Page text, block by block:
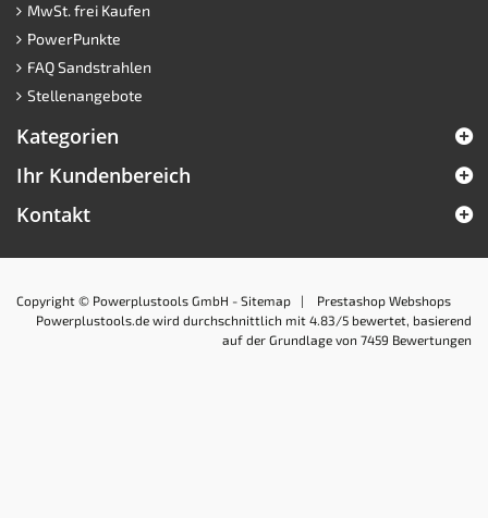
MwSt. frei Kaufen
PowerPunkte
FAQ Sandstrahlen
Stellenangebote
Kategorien
Ihr Kundenbereich
Kontakt
Copyright © Powerplustools GmbH - Sitemap | Prestashop Webshops
Powerplustools.de wird durchschnittlich mit 4.83/5 bewertet, basierend
auf der Grundlage von 7459 Bewertungen